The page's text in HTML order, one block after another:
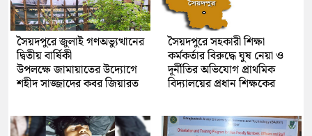
সৈয়দপুরে জুলাই গণঅভ্যুত্থানের
দ্বিতীয় বার্ষিকী
উপলক্ষে জামায়াতের উদ্যোগে
শহীদ সাজ্জাদের কবর জিয়ারত
সৈয়দপুরে সহকারী শিক্ষা
কর্মকর্তার বিরুদ্ধে ঘুষ নেয়া ও
দূর্নীতির অভিযোগ প্রাথমিক
বিদ্যালয়ের প্রধান শিক্ষকের